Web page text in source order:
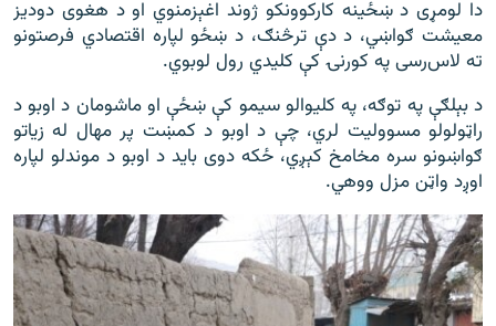
دا لومړی د ښځینه کارکوونکو ژوند اغېزمنوي او د هغوی دودیز
معیشت ګواښي، د دې ترڅنګ، د ښځو لپاره اقتصادي فرصتونو
ته لاس‌رسی په کورنۍ کې کلیدي رول لوبوي.
د بېلګې په توګه، په کلیوالو سیمو کې ښځې او ماشومان د اوبو د
راټولولو مسوولیت لري، چې د اوبو د کمښت پر مهال له زیاتو
ګواښونو سره مخامخ کېږي، ځکه دوی باید د اوبو د موندلو لپاره
اوږد واټن مزل ووهي.